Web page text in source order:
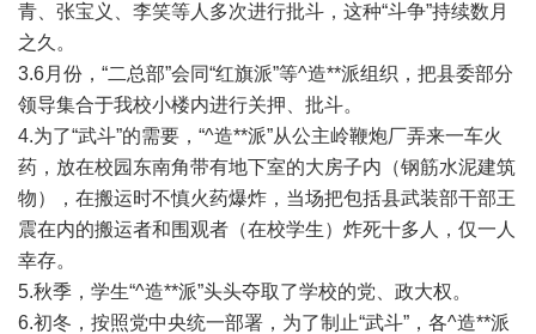
青、张宝义、李笑等人多次进行批斗，这种“斗争”持续数月
之久。
3.6月份，“二总部”会同“红旗派”等^造**派组织，把县委部分
领导集合于我校小楼内进行关押、批斗。
4.为了“武斗”的需要，“^造**派”从公主岭鞭炮厂弄来一车火
药，放在校园东南角带有地下室的大房子内（钢筋水泥建筑
物），在搬运时不慎火药爆炸，当场把包括县武装部干部王
震在内的搬运者和围观者（在校学生）炸死十多人，仅一人
幸存。
5.秋季，学生“^造**派”头头夺取了学校的党、政大权。
6.初冬，按照党中央统一部署，为了制止“武斗”，各^造**派